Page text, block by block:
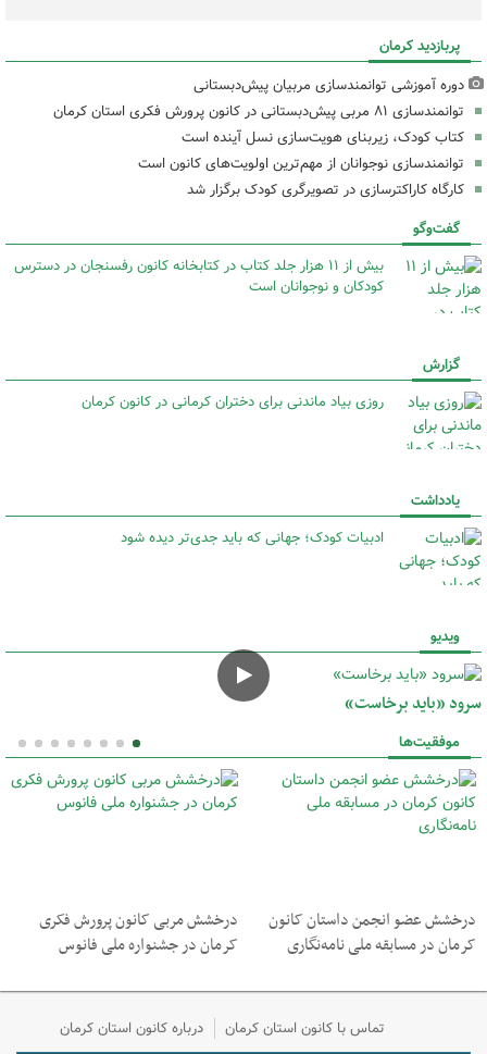
پربازدید کرمان
دوره آموزشی توانمندسازی مربیان پیش‌دبستانی
توانمندسازی ۸۱ مربی پیش‌دبستانی در کانون پرورش فکری استان کرمان
کتاب کودک، زیربنای هویت‌سازی نسل آینده است
توانمندسازی نوجوانان از مهم‌ترین اولویت‌های کانون است
کارگاه کاراکترسازی در تصویرگری کودک برگزار شد
گفت‌وگو
بیش از ۱۱ هزار جلد کتاب در کتابخانه کانون رفسنجان در دسترس
کودکان و نوجوانان است
گزارش
روزی بیاد ماندنی برای دختران کرمانی در کانون کرمان
یادداشت
ادبیات کودک؛ جهانی که باید جدی‌تر دیده شود
ویدیو
سرود «باید برخاست‌»
موفقیت‌ها
درخشش عضو انجمن داستان کانون
کرمان در مسابقه ملی نامه‌نگاری
درخشش مربی کانون پرورش فکری
کرمان در جشنواره ملی فانوس
تماس با کانون استان کرمان درباره کانون استان کرمان